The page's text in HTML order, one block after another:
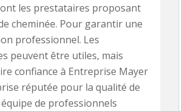
les prestataires proposant
cheminée. Pour garantir une
professionnel. Les
peuvent être utiles, mais
confiance à Entreprise Mayer
réputée pour la qualité de
de professionnels